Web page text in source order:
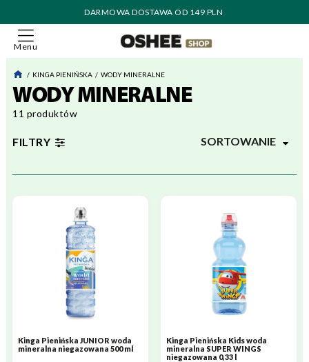
DARMOWA DOSTAWA OD 149 PLN
Menu
/ KINGA PIENIŃSKA / WODY MINERALNE
WODY MINERALNE
11 produktów
FILTRY SORTOWANIE
Kinga Pienińska JUNIOR woda
mineralna niegazowana 500 ml
Kinga Pienińska Kids woda
mineralna SUPER WINGS
niegazowana 0,33 l